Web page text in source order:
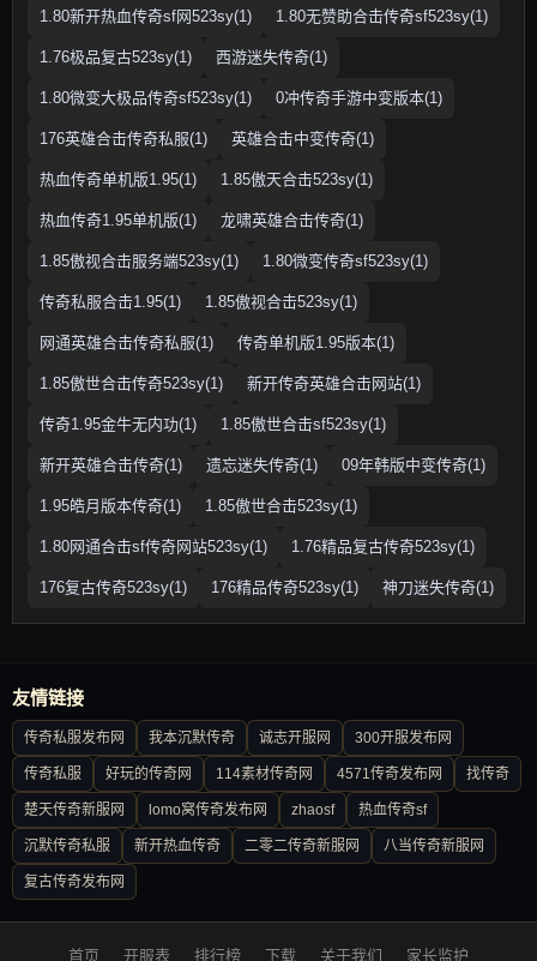
1.80新开热血传奇sf网523sy(1) 1.80无赞助合击传奇sf523sy(1)
1.76极品复古523sy(1) 西游迷失传奇(1)
1.80微变大极品传奇sf523sy(1) 0冲传奇手游中变版本(1)
176英雄合击传奇私服(1) 英雄合击中变传奇(1)
热血传奇单机版1.95(1) 1.85傲天合击523sy(1)
热血传奇1.95单机版(1) 龙啸英雄合击传奇(1)
1.85傲视合击服务端523sy(1) 1.80微变传奇sf523sy(1)
传奇私服合击1.95(1) 1.85傲视合击523sy(1)
网通英雄合击传奇私服(1) 传奇单机版1.95版本(1)
1.85傲世合击传奇523sy(1) 新开传奇英雄合击网站(1)
传奇1.95金牛无内功(1) 1.85傲世合击sf523sy(1)
新开英雄合击传奇(1) 遗忘迷失传奇(1) 09年韩版中变传奇(1)
1.95皓月版本传奇(1) 1.85傲世合击523sy(1)
1.80网通合击sf传奇网站523sy(1) 1.76精品复古传奇523sy(1)
176复古传奇523sy(1) 176精品传奇523sy(1) 神刀迷失传奇(1)
友情链接
传奇私服发布网 我本沉默传奇 诚志开服网 300开服发布网
传奇私服 好玩的传奇网 114素材传奇网 4571传奇发布网 找传奇
楚天传奇新服网 lomo窝传奇发布网 zhaosf 热血传奇sf
沉默传奇私服 新开热血传奇 二零二传奇新服网 八当传奇新服网
复古传奇发布网
首页 开服表 排行榜 下载 关于我们 家长监护